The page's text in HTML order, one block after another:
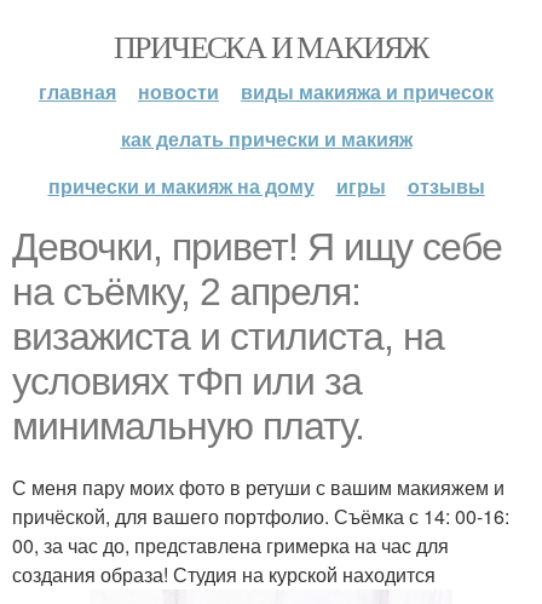
ПРИЧЕСКА И МАКИЯЖ
главная новости
виды макияжа и причесок
как делать прически и макияж
прически и макияж на дому
игры отзывы
Девочки, привет! Я ищу себе
на съёмку, 2 апреля:
визажиста и стилиста, на
условиях тФп или за
минимальную плату.
С меня пару моих фото в ретуши с вашим макияжем и
причёской, для вашего портфолио. Съёмка с 14: 00-16:
00, за час до, представлена гримерка на час для
создания образа! Студия на курской находится